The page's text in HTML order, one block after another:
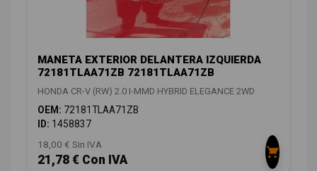
MANETA EXTERIOR DELANTERA IZQUIERDA
72181TLAA71ZB 72181TLAA71ZB
HONDA CR-V (RW) 2.0 I-MMD HYBRID ELEGANCE 2WD
OEM: 72181TLAA71ZB
ID: 1458837
18,00 € Sin IVA
21,78 € Con IVA